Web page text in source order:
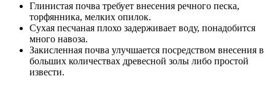
Глинистая почва требует внесения речного песка,
торфянника, мелких опилок.
Сухая песчаная плохо задерживает воду, понадобится
много навоза.
Закисленная почва улучшается посредством внесения в
больших количествах древесной золы либо простой
извести.